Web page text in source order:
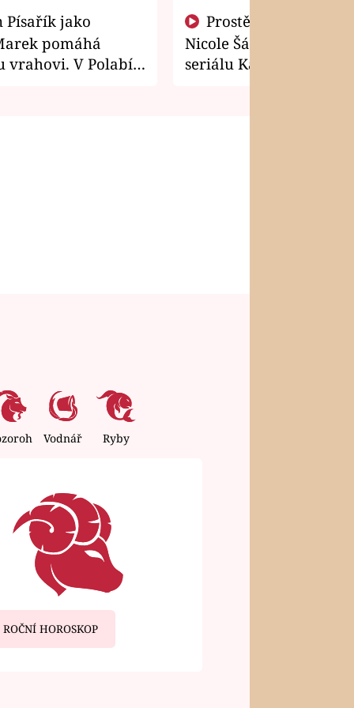
pomáhá
vrahovi. V Polabí
Nicole Šáchová získala
seriálu Kamarádi
Vodnář Ryby
ROČNÍ HOROSKOP